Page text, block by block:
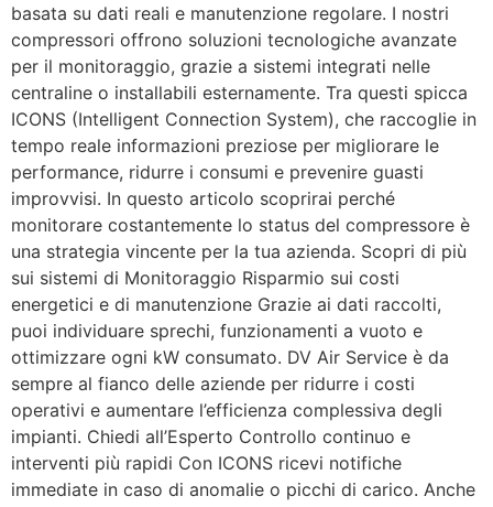
basata su dati reali e manutenzione regolare. I nostri
compressori offrono soluzioni tecnologiche avanzate
per il monitoraggio, grazie a sistemi integrati nelle
centraline o installabili esternamente. Tra questi spicca
ICONS (Intelligent Connection System), che raccoglie in
tempo reale informazioni preziose per migliorare le
performance, ridurre i consumi e prevenire guasti
improvvisi. In questo articolo scoprirai perché
monitorare costantemente lo status del compressore è
una strategia vincente per la tua azienda. Scopri di più
sui sistemi di Monitoraggio Risparmio sui costi
energetici e di manutenzione Grazie ai dati raccolti,
puoi individuare sprechi, funzionamenti a vuoto e
ottimizzare ogni kW consumato. DV Air Service è da
sempre al fianco delle aziende per ridurre i costi
operativi e aumentare l’efficienza complessiva degli
impianti. Chiedi all’Esperto Controllo continuo e
interventi più rapidi Con ICONS ricevi notifiche
immediate in caso di anomalie o picchi di carico. Anche